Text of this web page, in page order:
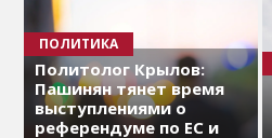
ПОЛИТИКА
Политолог Крылов:
Пашинян тянет время
выступлениями о
референдуме по ЕС и